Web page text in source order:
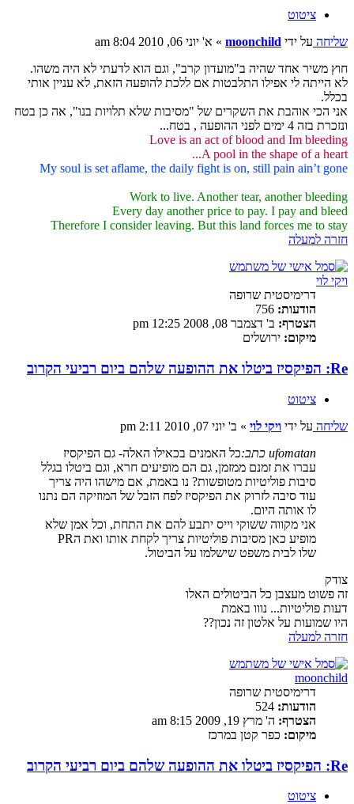
ציטוט
שליחה על ידי moonchild
» א' יוני 06, 2010 8:04 am
חוץ משיר אחד שהיה ב"מועדון קרב", וגם הוא לדעתי לא היה משהו.
לא הייתה לי אפילו התלבטות אם ללכת להופעה הזאת, לא עניין אותי
בכלל.
אני הכי אוהבת את השקרים של "מסיבות שלא תלויות בנו", אה כן בטח
ונזכרת בזה 4 ימים לפני ההופעה , בטח...
Love is an act of blood and Im bleeding
A pool in the shape of a heart...
My soul is set aflame, the daily fight is on, still pain ain’t gone
Work to live. Another tear, another bleeding
Every day another price to pay. I pay and bleed
Therefore I consider leaving. But this land forces me to stay
חזרה למעלה
ויקי לוי
דרימיסטית שרופה
הודעות:
הצטרף: ב' דצמבר 08, 2008 12:25 pm
מיקום: ירושלים
Re: הפיקסיז ביטלו את ההופעה שלהם ביום רביעי הקרוב
ציטוט
שליחה על ידי ויקי לוי » ב' יוני 07, 2010 2:11 pm
ufomatan כתב:
כל האמנים בכאילו האלה- גם הפיקסיז
עברו את זמנם ממזמן, גם הם מופיעים חרא, וגם ביטלו בגלל
סיבות פוליטיות מטופשות? נו באמת, אם מישהו היה צריך
עוד סיבה לזרוק את הפיקסיז לפח הזבל של המוזיקה הם נתנו
לו אותה היום.
אני מקווה ששוקי וייס יתבע להם את התחת, וכל אמן שלא
מופיע כאן מסיבות פוליטיות צריך לקחת אותו ואת הPR
שלו לבית משפט שישלמו על הביטול.
צודק
זה פשוט מעצבן כל הביטולים האלו
דעות פוליטיות... נווו באמת
היו שמועות על אלטון זה נכון??
חזרה למעלה
moonchild
דרימיסטית שרופה
הודעות:
הצטרף: ה' מרץ 19, 2009 8:15 am
מיקום: כפר קטן במרכז
Re: הפיקסיז ביטלו את ההופעה שלהם ביום רביעי הקרוב
ציטוט